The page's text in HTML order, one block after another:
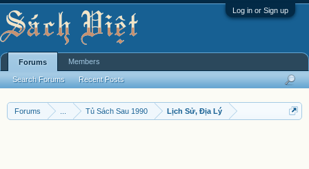
Log in or Sign up
Forums Tủ Sách Sau 1990 Lịch Sử, Địa Lý
Forums
Search Forums Recent Posts
Members